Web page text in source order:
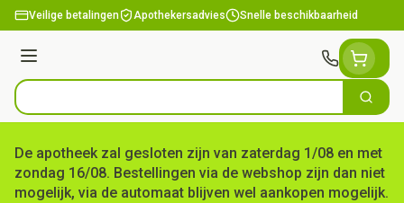
Ga naar de inhoud
Veilige betalingen Apothekersadvies Snelle beschikbaarheid
Menu
Product, merk, categorie... Zoek
De apotheek zal gesloten zijn van zaterdag 1/08 en met
zondag 16/08. Bestellingen via de webshop zijn dan niet
mogelijk, via de automaat blijven wel aankopen mogelijk.